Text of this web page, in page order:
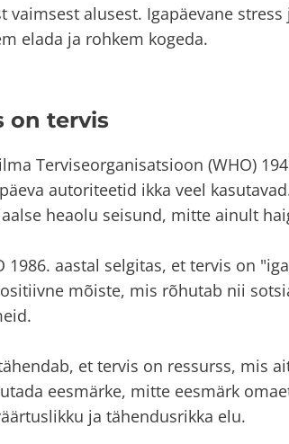
vaimsest alusest. Igapäevane
elada ja rohkem kogeda.
on tervis
Terviseorganisatsioon (WHO)
autoriteetid ikka veel
heaolu seisund, mitte ainult
1986. aastal selgitas, et tervis on
mõiste, mis rõhutab nii
et tervis on ressurss, mis
eesmärke, mitte eesmärk
ja tähendusrikka elu.